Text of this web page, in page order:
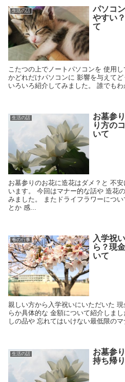
生活の話
パソコ
やすい
て
こたつの上でノートパソコンを 使用
かどれだけパソコンに 影響を与えて
いろいろ紹介してみました。 誰でも
生活の話
お墓参
り方の
いて
お墓参りのお花に造花はダメ？と 不
います。 今回はマナー的な話や 造花
みました。 またドライフラワーにつ
とか 感...
春の行事
入学祝
ら？現
いて
親しい方から入学祝いにいただいた
らか具体的な 金額について紹介しま
しの品や 忘れてはいけない最低限の
生活の話
お墓参
持ち帰